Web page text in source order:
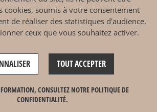
cookies, soumis à votre consentement
de réaliser des statistiques d'audience.
ceux que vous souhaitez activer.
TOUT ACCEPTER
CONSULTEZ NOTRE POLITIQUE DE
CONFIDENTIALITÉ.